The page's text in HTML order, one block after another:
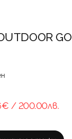
/ 200.00лв.